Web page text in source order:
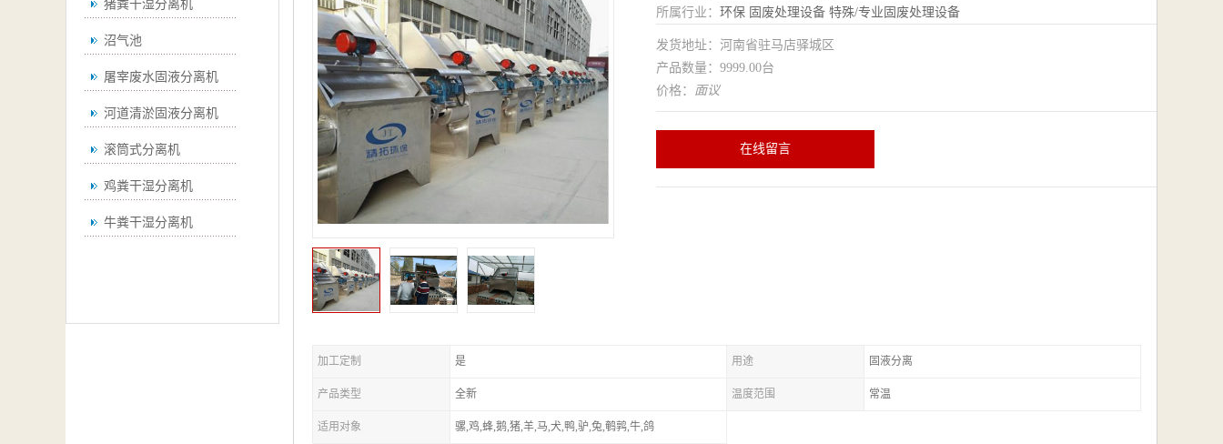
猪粪干湿分离机
沼气池
屠宰废水固液分离机
河道清淤固液分离机
滚筒式分离机
鸡粪干湿分离机
牛粪干湿分离机
所属行业： 环保 固废处理设备 特殊/专业固废处理设备
发货地址：河南省驻马店驿城区
产品数量：9999.00台
价格： 面议
在线留言
加工定制 是 用途 固液分离
产品类型 全新 温度范围 常温
适用对象 骡,鸡,蜂,鹅,猪,羊,马,犬,鸭,驴,兔,鹌鹑,牛,鸽